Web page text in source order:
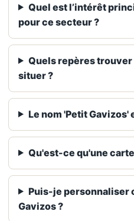
Quel est l’intérêt
pour ce secteur ?
Quels repères trouver
situer ?
Le nom 'Petit Gavizos'
Qu'est-ce qu'une
Puis-je personnaliser
Gavizos ?